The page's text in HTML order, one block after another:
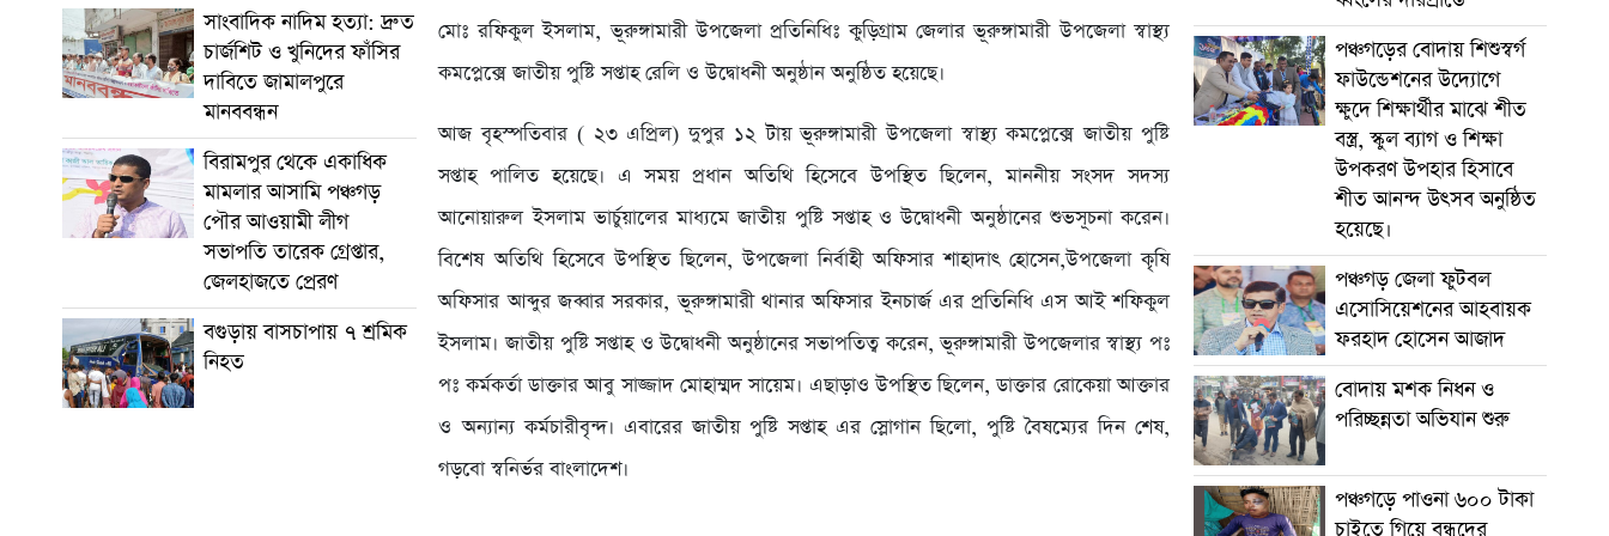
সাংবাদিক নাদিম হত্যা: দ্রুত
চার্জশিট ও খুনিদের ফাঁসির
দাবিতে জামালপুরে
মানববন্ধন
বিরামপুর থেকে একাধিক
মামলার আসামি পঞ্চগড়
পৌর আওয়ামী লীগ
সভাপতি তারেক গ্রেপ্তার,
জেলহাজতে প্রেরণ
বগুড়ায় বাসচাপায় ৭ শ্রমিক
নিহত
মোঃ রফিকুল ইসলাম, ভূরুঙ্গামারী উপজেলা প্রতিনিধিঃ কুড়িগ্রাম জেলার ভূরুঙ্গামারী উপজেলা স্বাস্থ্য
কমপ্লেক্সে জাতীয় পুষ্টি সপ্তাহ রেলি ও উদ্বোধনী অনুষ্ঠান অনুষ্ঠিত হয়েছে।
আজ বৃহস্পতিবার ( ২৩ এপ্রিল) দুপুর ১২ টায় ভূরুঙ্গামারী উপজেলা স্বাস্থ্য কমপ্লেক্সে জাতীয় পুষ্টি
সপ্তাহ পালিত হয়েছে। এ সময় প্রধান অতিথি হিসেবে উপস্থিত ছিলেন, মাননীয় সংসদ সদস্য
আনোয়ারুল ইসলাম ভার্চুয়ালের মাধ্যমে জাতীয় পুষ্টি সপ্তাহ ও উদ্বোধনী অনুষ্ঠানের শুভসূচনা করেন।
বিশেষ অতিথি হিসেবে উপস্থিত ছিলেন, উপজেলা নির্বাহী অফিসার শাহাদাৎ হোসেন,উপজেলা কৃষি
অফিসার আব্দুর জব্বার সরকার, ভূরুঙ্গামারী থানার অফিসার ইনচার্জ এর প্রতিনিধি এস আই শফিকুল
ইসলাম। জাতীয় পুষ্টি সপ্তাহ ও উদ্বোধনী অনুষ্ঠানের সভাপতিত্ব করেন, ভূরুঙ্গামারী উপজেলার স্বাস্থ্য পঃ
পঃ কর্মকর্তা ডাক্তার আবু সাজ্জাদ মোহাম্মদ সায়েম। এছাড়াও উপস্থিত ছিলেন, ডাক্তার রোকেয়া আক্তার
ও অন্যান্য কর্মচারীবৃন্দ। এবারের জাতীয় পুষ্টি সপ্তাহ এর স্লোগান ছিলো, পুষ্টি বৈষম্যের দিন শেষ,
গড়বো স্বনির্ভর বাংলাদেশ।
পঞ্চগড়ের বোদায় শিশুস্বর্গ
ফাউন্ডেশনের উদ্যোগে
ক্ষুদে শিক্ষার্থীর মাঝে শীত
বস্ত্র, স্কুল ব্যাগ ও শিক্ষা
উপকরণ উপহার হিসাবে
শীত আনন্দ উৎসব অনুষ্ঠিত
হয়েছে।
পঞ্চগড় জেলা ফুটবল
এসোসিয়েশনের আহবায়ক
ফরহাদ হোসেন আজাদ
বোদায় মশক নিধন ও
পরিচ্ছন্নতা অভিযান শুরু
পঞ্চগড়ে পাওনা ৬০০ টাকা
চাইতে গিয়ে বন্ধুদের